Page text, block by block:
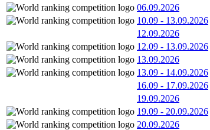
06.09.2026
10.09 - 13.09.2026
12.09.2026
12.09 - 13.09.2026
13.09.2026
13.09 - 14.09.2026
16.09 - 17.09.2026
19.09.2026
19.09 - 20.09.2026
20.09.2026